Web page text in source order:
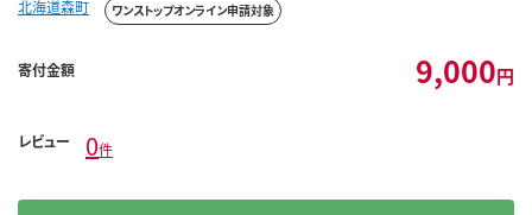
北海道森町 ワンストップオンライン申請対象
寄付金額 9,000円
レビュー 0件